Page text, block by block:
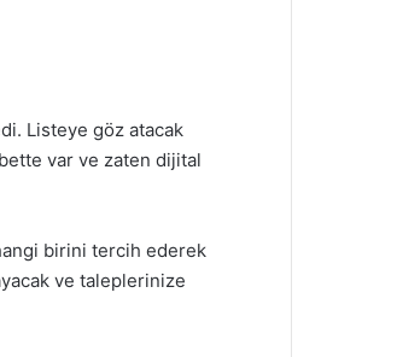
Listeye göz atacak
var ve zaten dijital
birini tercih ederek
ve taleplerinize